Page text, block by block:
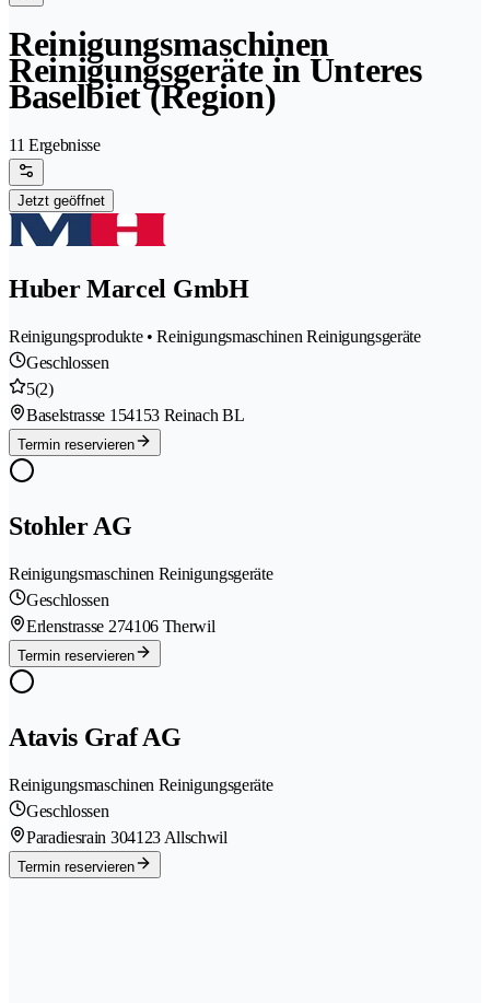
Reinigungsmaschinen
Reinigungsgeräte in Unteres
Baselbiet (Region)
11 Ergebnisse
Jetzt geöffnet
Huber Marcel GmbH
Reinigungsprodukte • Reinigungsmaschinen Reinigungsgeräte
Geschlossen
5(2)
Baselstrasse 154153 Reinach BL
Termin reservieren
Stohler AG
Reinigungsmaschinen Reinigungsgeräte
Geschlossen
Erlenstrasse 274106 Therwil
Termin reservieren
Atavis Graf AG
Reinigungsmaschinen Reinigungsgeräte
Geschlossen
Paradiesrain 304123 Allschwil
Termin reservieren